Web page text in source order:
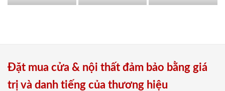
Đặt mua cửa & nội thất đảm bảo bằng giá
trị và danh tiếng của thương hiệu